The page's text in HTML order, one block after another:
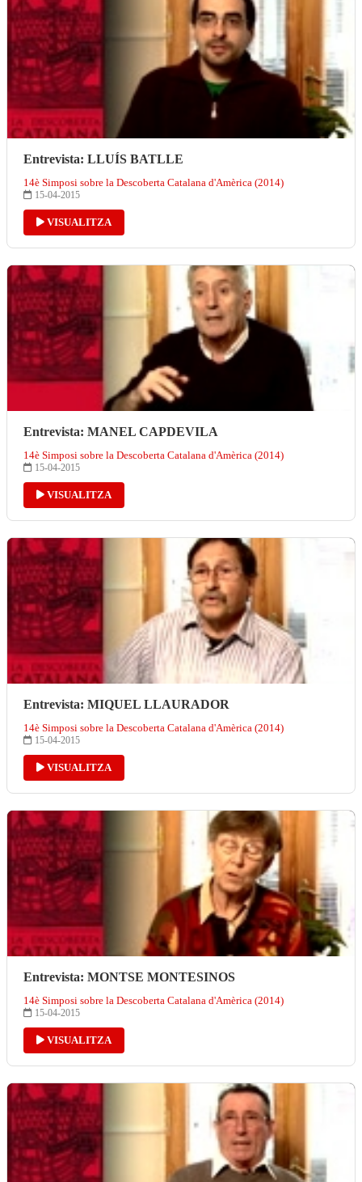
Entrevista: LLUÍS BATLLE
14è Simposi sobre la Descoberta Catalana d'Amèrica (2014)
15-04-2015
VISUALITZA
Entrevista: MANEL CAPDEVILA
14è Simposi sobre la Descoberta Catalana d'Amèrica (2014)
15-04-2015
VISUALITZA
Entrevista: MIQUEL LLAURADOR
14è Simposi sobre la Descoberta Catalana d'Amèrica (2014)
15-04-2015
VISUALITZA
Entrevista: MONTSE MONTESINOS
14è Simposi sobre la Descoberta Catalana d'Amèrica (2014)
15-04-2015
VISUALITZA